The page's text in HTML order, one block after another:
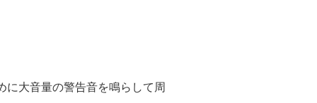
大音量の警告音を鳴らして周